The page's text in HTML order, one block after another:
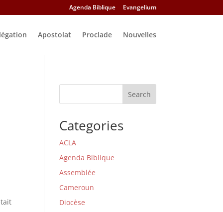
Agenda Biblique Evangelium
Apostolat Proclade Nouvelles
Search
Categories
ACLA
Agenda Biblique
Assemblée
Cameroun
Diocèse